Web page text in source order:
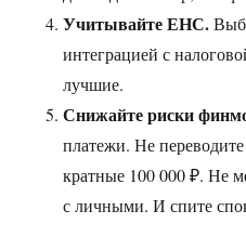
Учитывайте ЕНС.
интеграцией с
лучшие.
Снижайте риски
платежи. Не
кратные 100 000 ₽. Не
с личными. И спите